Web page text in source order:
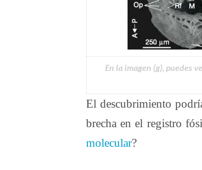
En la imagen (g), puedes
El descubrimiento
brecha en el registro
molecular?